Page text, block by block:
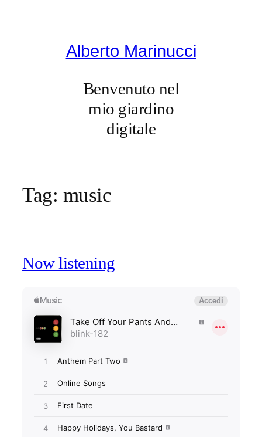
Alberto Marinucci
Benvenuto nel
mio giardino
digitale
Tag: music
Now listening